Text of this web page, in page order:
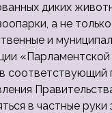
диких
а не
и
«Парламентской
соответствующий
в частные руки